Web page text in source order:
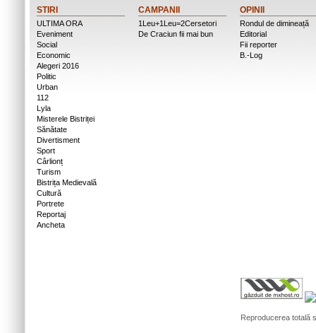
STIRI
ULTIMA ORA
Eveniment
Social
Economic
Alegeri 2016
Politic
Urban
112
Lyla
Misterele Bistriței
Sănătate
Divertisment
Sport
Cârlionț
Turism
Bistrița Medievală
Cultură
Portrete
Reportaj
Ancheta
CAMPANII
1Leu+1Leu=2Cersetori
De Craciun fii mai bun
OPINII
Rondul de dimineață
Editorial
Fii reporter
B.-Log
Reproducerea totală